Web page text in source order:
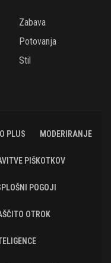
Zabava
Potovanja
Stil
PLUS MODERIRANJE
PIŠKOTKOV
POGOJI
OTROK